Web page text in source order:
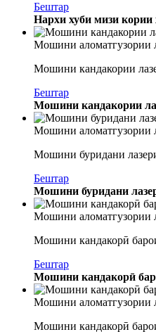
Бештар
Нархи хуби мизи кории
Мошини аломатгузории
Мошини кандакории
Бештар
Мошини кандакории
Мошини аломатгузории
Мошини буридани
Бештар
Мошини буридани
Мошини аломатгузории
Мошини кандакорӣ
Бештар
Мошини кандакорӣ
Мошини аломатгузории
Мошини кандакорӣ